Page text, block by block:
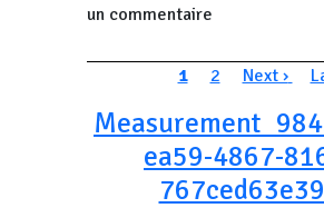
un commentaire
PaginationPage courante
1 Page
2 Page
Next ›
ea59-4867-